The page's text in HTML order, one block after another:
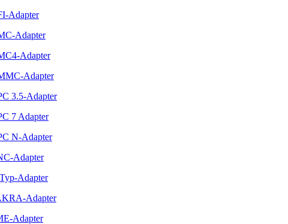
Adapter
Adapter
Adapter
Adapter
3.5-Adapter
7 Adapter
N-Adapter
Adapter
Adapter
Adapter
Adapter